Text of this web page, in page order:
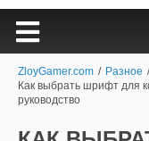
ZloyGamer.com / Разное /
Как выбрать шрифт для
руководство